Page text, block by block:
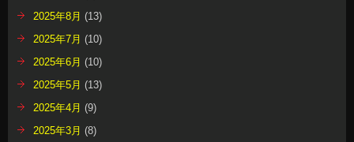
2025年8月 (13)
2025年7月 (10)
2025年6月 (10)
2025年5月 (13)
2025年4月 (9)
2025年3月 (8)